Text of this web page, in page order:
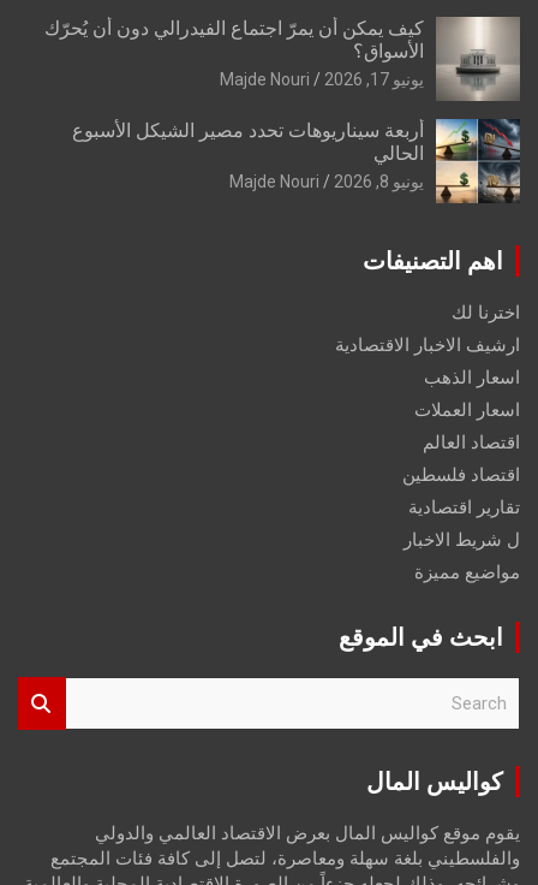
كيف يمكن أن يمرّ اجتماع الفيدرالي دون أن يُحرّك
الأسواق؟
يونيو 17, 2026 Majde Nouri
أربعة سيناريوهات تحدد مصير الشيكل الأسبوع
الحالي
يونيو 8, 2026 Majde Nouri
اهم التصنيفات
اخترنا لك
ارشيف الاخبار الاقتصادية
اسعار الذهب
اسعار العملات
اقتصاد العالم
اقتصاد فلسطين
تقارير اقتصادية
ل شريط الاخبار
مواضيع مميزة
ابحث في الموقع
r
كواليس المال
يقوم موقع كواليس المال بعرض الاقتصاد العالمي والدولي
والفلسطيني بلغة سهلة ومعاصرة، لتصل إلى كافة فئات المجتمع